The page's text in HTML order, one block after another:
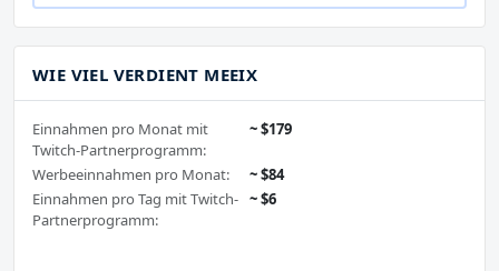
WIE VIEL VERDIENT MEEIX
Einnahmen pro Monat mit
Twitch-Partnerprogramm:
~ $179
Werbeeinnahmen pro Monat:
~ $84
Einnahmen pro Tag mit Twitch-
Partnerprogramm:
~ $6